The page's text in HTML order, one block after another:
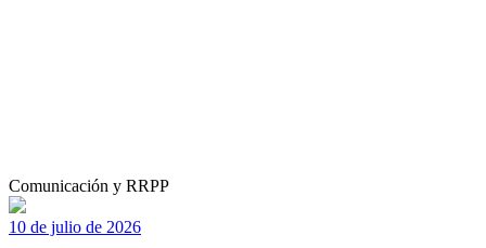
Comunicación y RRPP
10 de julio de 2026